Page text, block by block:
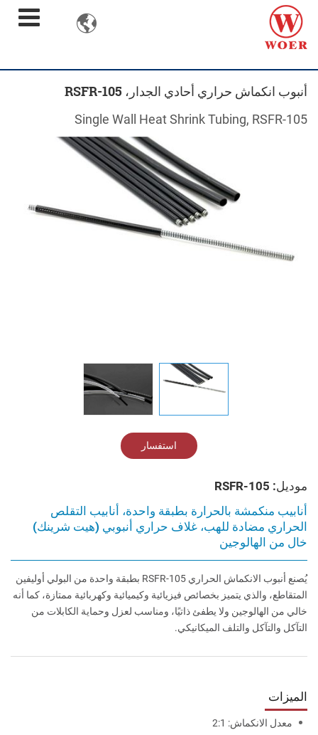

أنبوب انكماش حراري أحادي الجدار، RSFR-105
Single Wall Heat Shrink Tubing, RSFR-105
استفسار
موديل: RSFR-105
أنابيب منكمشة بالحرارة بطبقة واحدة، أنابيب التقلص
الحراري مضادة للهب، غلاف حراري أنبوبي (هيت شرينك)
خال من الهالوجين
يُصنع أنبوب الانكماش الحراري RSFR-105 بطبقة واحدة من البولي أوليفين
المتقاطع، والذي يتميز بخصائص فيزيائية وكيميائية وكهربائية ممتازة، كما أنه
خالي من الهالوجين ولا يطفئ ذاتيًا، ومناسب لعزل وحماية الكابلات من
التآكل والتآكل والتلف الميكانيكي.
الميزات
معدل الانكماش: 2:1